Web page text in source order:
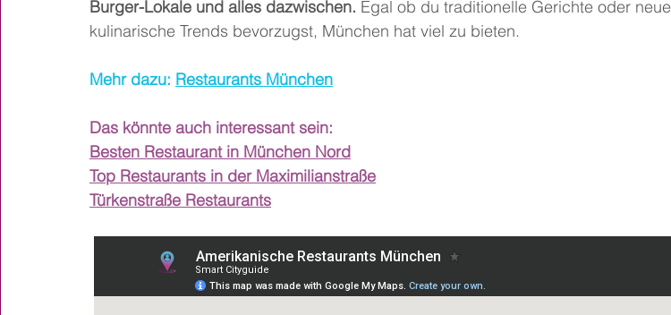
Burger-Lokale und alles dazwischen. Egal ob du traditionelle Gerichte oder neue
kulinarische Trends bevorzugst, München hat viel zu bieten.
Mehr dazu: Restaurants München
Das könnte auch interessant sein:
Besten Restaurant in München Nord
Top Restaurants in der Maximilianstraße
Türkenstraße Restaurants